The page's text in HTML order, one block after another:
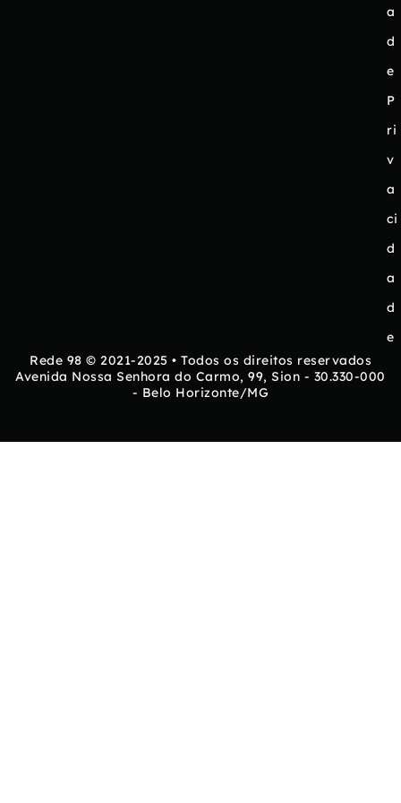
a
d
e
P
ri
v
a
ci
d
a
d
e
Rede 98 © 2021-2025 • Todos os direitos reservados
Avenida Nossa Senhora do Carmo, 99, Sion - 30.330-000
- Belo Horizonte/MG